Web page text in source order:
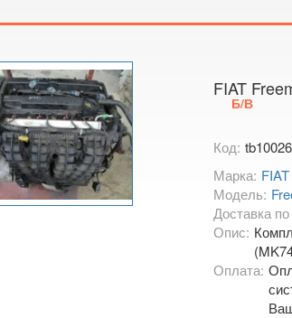
FIAT
Б/В
Код:
Марка: FIAT
Модель:
Доставка по
Опис:
Оплата: